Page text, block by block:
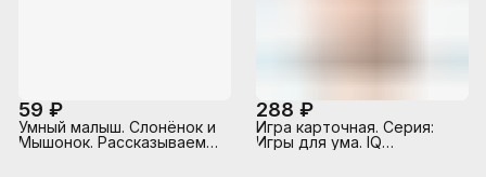
59 ₽
Умный малыш. Слонёнок и
Мышонок. Рассказываем
288 ₽
Игра карточная. Серия:
Игры для ума. IQ